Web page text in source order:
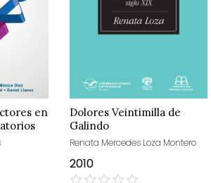
en
Dolores Veintimilla de
Galindo
Renata Mercedes Loza Montero
2010